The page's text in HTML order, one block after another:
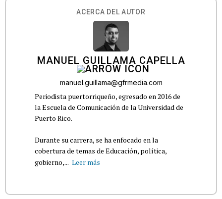
ACERCA DEL AUTOR
MANUEL GUILLAMA CAPELLA
manuel.guillama@gfrmedia.com
Periodista puertorriqueño, egresado en 2016 de
la Escuela de Comunicación de la Universidad de
Puerto Rico.
Durante su carrera, se ha enfocado en la
cobertura de temas de Educación, política,
gobierno,... Leer más